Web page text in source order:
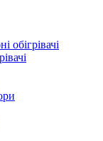
обігрівачі